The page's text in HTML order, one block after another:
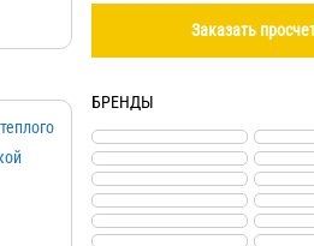
БРЕНДЫ